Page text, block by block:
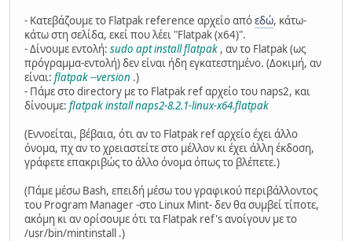
- Κατεβάζουμε το Flatpak reference αρχείο απόεδώ, κάτω-
κάτω στη σελίδα, εκεί που λέει "Flatpak (x64)".
- Δίνουμε εντολή: sudo apt install flatpak , αν το Flatpak (ως
πρόγραμμα-εντολή) δεν είναι ήδη εγκατεστημένο. (Δοκιμή, αν
είναι: flatpak --version .)
- Πάμε στο directory με το Flatpak ref αρχείο του naps2, και
δίνουμε: flatpak install naps2-8.2.1-linux-x64.flatpak
(Εννοείται, βέβαια, ότι αν το Flatpak ref αρχείο έχει άλλο
όνομα, πχ αν το χρειαστείτε στο μέλλον κι έχει άλλη έκδοση,
γράφετε επακριβώς το άλλο όνομα όπως το βλέπετε.)
(Πάμε μέσω Bash, επειδή μέσω του γραφικού περιβάλλοντος
του Program Manager -στο Linux Mint- δεν θα συμβεί τίποτε,
ακόμη κι αν ορίσουμε ότι τα Flatpak ref's ανοίγουν με το
/usr/bin/mintinstall .)